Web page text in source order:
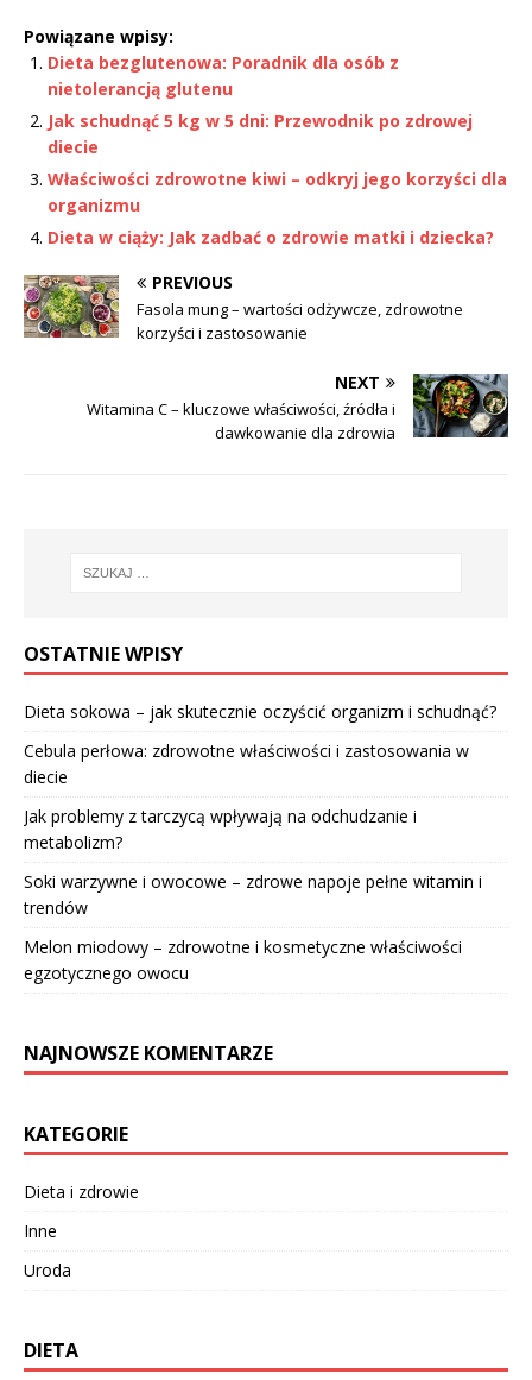
Powiązane wpisy:
Dieta bezglutenowa: Poradnik dla osób z
nietolerancją glutenu
Jak schudnąć 5 kg w 5 dni: Przewodnik po zdrowej
diecie
Właściwości zdrowotne kiwi – odkryj jego korzyści dla
organizmu
Dieta w ciąży: Jak zadbać o zdrowie matki i dziecka?
PREVIOUS
Fasola mung – wartości odżywcze, zdrowotne
korzyści i zastosowanie
NEXT
Witamina C – kluczowe właściwości, źródła i
dawkowanie dla zdrowia
OSTATNIE WPISY
Dieta sokowa – jak skutecznie oczyścić organizm i schudnąć?
Cebula perłowa: zdrowotne właściwości i zastosowania w
diecie
Jak problemy z tarczycą wpływają na odchudzanie i
metabolizm?
Soki warzywne i owocowe – zdrowe napoje pełne witamin i
trendów
Melon miodowy – zdrowotne i kosmetyczne właściwości
egzotycznego owocu
NAJNOWSZE KOMENTARZE
KATEGORIE
Dieta i zdrowie
Inne
Uroda
DIETA